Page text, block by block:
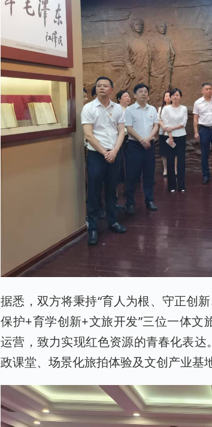
据悉，双方将秉持“育人为根、守正创
保护+育学创新+文旅开发”三位一体文
运营，致力实现红色资源的青春化表
政课堂、场景化旅拍体验及文创产业基